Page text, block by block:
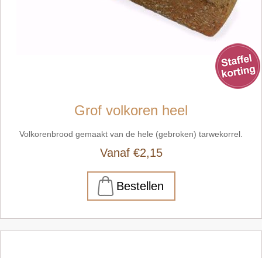
Grof volkoren heel
Volkorenbrood gemaakt van de hele (gebroken) tarwekorrel.
Vanaf €2,15